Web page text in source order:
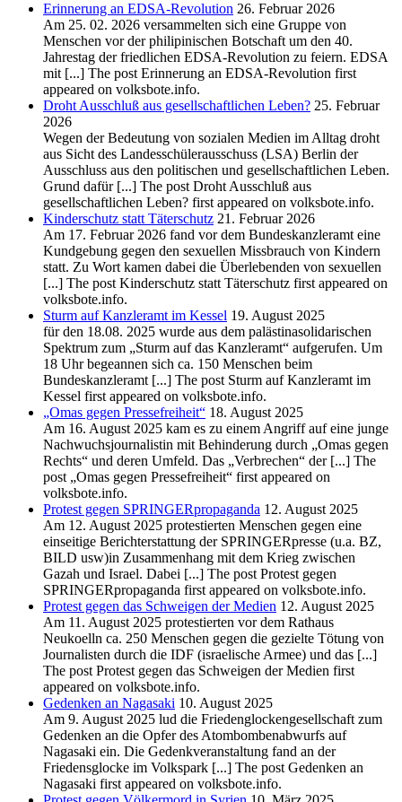
Erinnerung an EDSA-Revolution 26. Februar 2026
Am 25. 02. 2026 versammelten sich eine Gruppe von
Menschen vor der philipinischen Botschaft um den 40.
Jahrestag der friedlichen EDSA-Revolution zu feiern. EDSA
mit [...] The post Erinnerung an EDSA-Revolution first
appeared on volksbote.info.
Droht Ausschluß aus gesellschaftlichen Leben? 25. Februar
2026
Wegen der Bedeutung von sozialen Medien im Alltag droht
aus Sicht des Landesschülerausschuss (LSA) Berlin der
Ausschluss aus den politischen und gesellschaftlichen Leben.
Grund dafür [...] The post Droht Ausschluß aus
gesellschaftlichen Leben? first appeared on volksbote.info.
Kinderschutz statt Täterschutz 21. Februar 2026
Am 17. Februar 2026 fand vor dem Bundeskanzleramt eine
Kundgebung gegen den sexuellen Missbrauch von Kindern
statt. Zu Wort kamen dabei die Überlebenden von sexuellen
[...] The post Kinderschutz statt Täterschutz first appeared on
volksbote.info.
Sturm auf Kanzleramt im Kessel 19. August 2025
für den 18.08. 2025 wurde aus dem palästinasolidarischen
Spektrum zum „Sturm auf das Kanzleramt“ aufgerufen. Um
18 Uhr begeannen sich ca. 150 Menschen beim
Bundeskanzleramt [...] The post Sturm auf Kanzleramt im
Kessel first appeared on volksbote.info.
„Omas gegen Pressefreiheit“ 18. August 2025
Am 16. August 2025 kam es zu einem Angriff auf eine junge
Nachwuchsjournalistin mit Behinderung durch „Omas gegen
Rechts“ und deren Umfeld. Das „Verbrechen“ der [...] The
post „Omas gegen Pressefreiheit“ first appeared on
volksbote.info.
Protest gegen SPRINGERpropaganda 12. August 2025
Am 12. August 2025 protestierten Menschen gegen eine
einseitige Berichterstattung der SPRINGERpresse (u.a. BZ,
BILD usw)in Zusammenhang mit dem Krieg zwischen
Gazah und Israel. Dabei [...] The post Protest gegen
SPRINGERpropaganda first appeared on volksbote.info.
Protest gegen das Schweigen der Medien 12. August 2025
Am 11. August 2025 protestierten vor dem Rathaus
Neukoelln ca. 250 Menschen gegen die gezielte Tötung von
Journalisten durch die IDF (israelische Armee) und das [...]
The post Protest gegen das Schweigen der Medien first
appeared on volksbote.info.
Gedenken an Nagasaki 10. August 2025
Am 9. August 2025 lud die Friedenglockengesellschaft zum
Gedenken an die Opfer des Atombombenabwurfs auf
Nagasaki ein. Die Gedenkveranstaltung fand an der
Friedensglocke im Volkspark [...] The post Gedenken an
Nagasaki first appeared on volksbote.info.